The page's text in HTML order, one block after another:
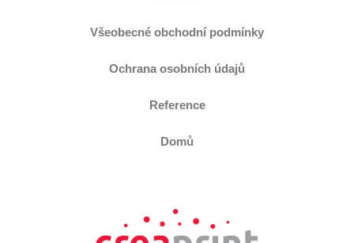
Všeobecné obchodní podmínky
Ochrana osobních údajů
Reference
Domů